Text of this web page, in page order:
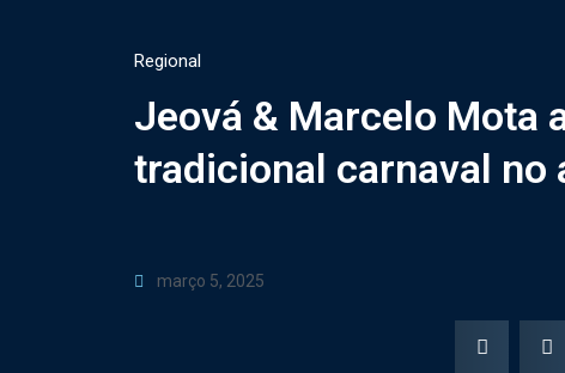
Regional
Jeová & Marcelo Mota
tradicional carnaval no
março 5, 2025